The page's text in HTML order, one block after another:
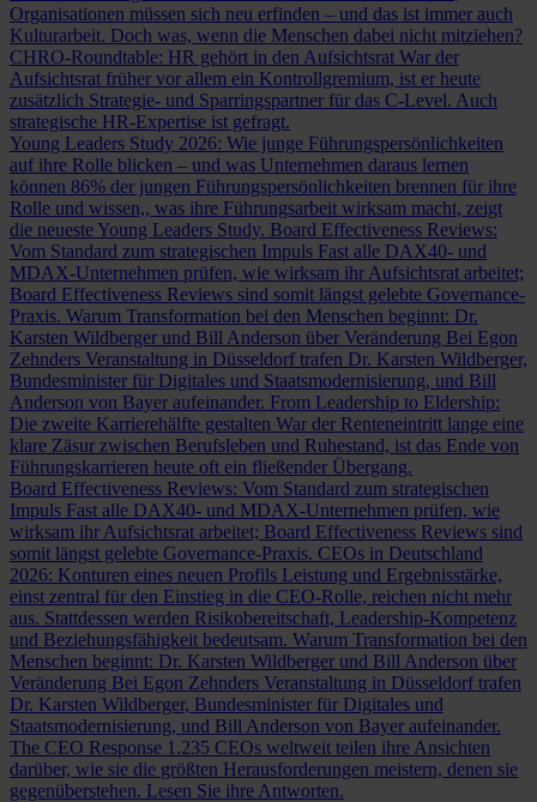
Organisationen müssen sich neu erfinden – und das ist immer auch
Kulturarbeit. Doch was, wenn die Menschen dabei nicht mitziehen?
CHRO-Roundtable: HR gehört in den Aufsichtsrat War der
Aufsichtsrat früher vor allem ein Kontrollgremium, ist er heute
zusätzlich Strategie- und Sparringspartner für das C-Level. Auch
strategische HR-Expertise ist gefragt.
Young Leaders Study 2026: Wie junge Führungspersönlichkeiten
auf ihre Rolle blicken – und was Unternehmen daraus lernen
können 86% der jungen Führungspersönlichkeiten brennen für ihre
Rolle und wissen,, was ihre Führungsarbeit wirksam macht, zeigt
die neueste Young Leaders Study. Board Effectiveness Reviews:
Vom Standard zum strategischen Impuls Fast alle DAX40- und
MDAX-Unternehmen prüfen, wie wirksam ihr Aufsichtsrat arbeitet;
Board Effectiveness Reviews sind somit längst gelebte Governance-
Praxis. Warum Transformation bei den Menschen beginnt: Dr.
Karsten Wildberger und Bill Anderson über Veränderung Bei Egon
Zehnders Veranstaltung in Düsseldorf trafen Dr. Karsten Wildberger,
Bundesminister für Digitales und Staatsmodernisierung, und Bill
Anderson von Bayer aufeinander. From Leadership to Eldership:
Die zweite Karrierehälfte gestalten War der Renteneintritt lange eine
klare Zäsur zwischen Berufsleben und Ruhestand, ist das Ende von
Führungskarrieren heute oft ein fließender Übergang.
Board Effectiveness Reviews: Vom Standard zum strategischen
Impuls Fast alle DAX40- und MDAX-Unternehmen prüfen, wie
wirksam ihr Aufsichtsrat arbeitet; Board Effectiveness Reviews sind
somit längst gelebte Governance-Praxis. CEOs in Deutschland
2026: Konturen eines neuen Profils Leistung und Ergebnisstärke,
einst zentral für den Einstieg in die CEO-Rolle, reichen nicht mehr
aus. Stattdessen werden Risikobereitschaft, Leadership-Kompetenz
und Beziehungsfähigkeit bedeutsam. Warum Transformation bei den
Menschen beginnt: Dr. Karsten Wildberger und Bill Anderson über
Veränderung Bei Egon Zehnders Veranstaltung in Düsseldorf trafen
Dr. Karsten Wildberger, Bundesminister für Digitales und
Staatsmodernisierung, und Bill Anderson von Bayer aufeinander.
The CEO Response 1.235 CEOs weltweit teilen ihre Ansichten
darüber, wie sie die größten Herausforderungen meistern, denen sie
gegenüberstehen. Lesen Sie ihre Antworten.